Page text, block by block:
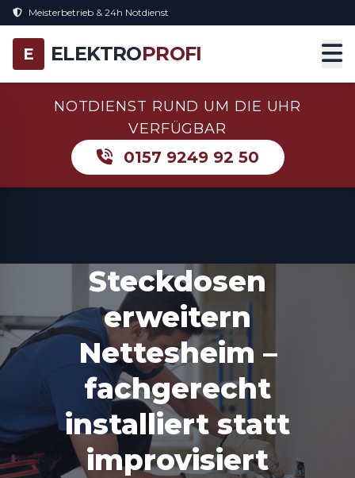
Meisterbetrieb & 24h Notdienst
E ELEKTROPROFI
NOTDIENST RUND UM DIE UHR
VERFÜGBAR
0157 9249 92 50
Steckdosen
erweitern
Nettesheim –
fachgerecht
installiert statt
improvisiert